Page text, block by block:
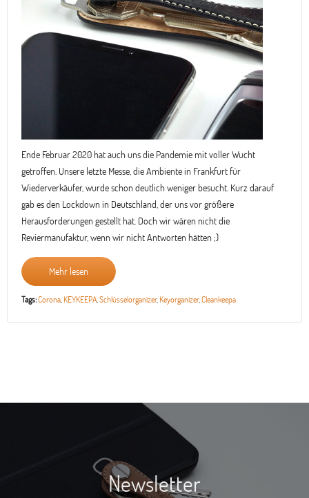
Ende Februar 2020 hat auch uns die Pandemie mit voller Wucht
getroffen. Unsere letzte Messe, die Ambiente in Frankfurt für
Wiederverkäufer, wurde schon deutlich weniger besucht. Kurz darauf
gab es den Lockdown in Deutschland, der uns vor größere
Herausforderungen gestellt hat. Doch wir wären nicht die
Reviermanufaktur, wenn wir nicht Antworten hätten ;)
Mehr lesen
Tags:Corona, KEYKEEPA,Schlüsselorganizer, Keyorganizer,Cleankeepa
Newsletter